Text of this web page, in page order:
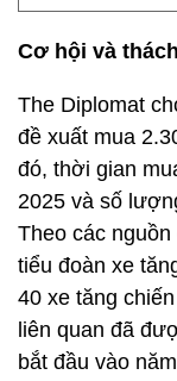
Cơ hội và
The Diplomat
đề xuất mua
đó, thời gian
2025 và số
Theo các
tiểu đoàn xe
40 xe tăng
liên quan đã
bắt đầu vào